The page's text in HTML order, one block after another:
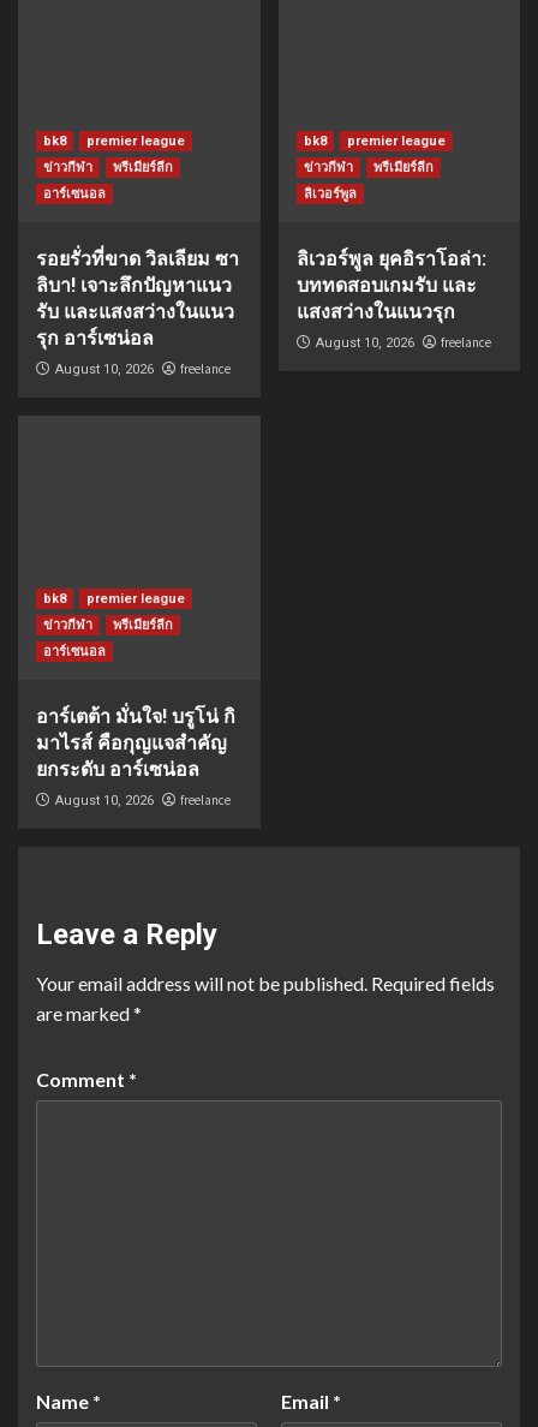
bk8
premier league
ข่าวกีฬา
พรีเมียร์ลีก
อาร์เซนอล
รอยรั่วที่ขาด วิลเลียม ซา
ลิบา! เจาะลึกปัญหาแนว
รับ และแสงสว่างในแนว
รุก อาร์เซน่อล
August 10, 2026 freelance
bk8
premier league
ข่าวกีฬา
พรีเมียร์ลีก
ลิเวอร์พูล
ลิเวอร์พูล ยุคอิราโอล่า:
บททดสอบเกมรับ และ
แสงสว่างในแนวรุก
August 10, 2026 freelance
bk8
premier league
ข่าวกีฬา
พรีเมียร์ลีก
อาร์เซนอล
อาร์เตต้า มั่นใจ! บรูโน่ กิ
มาไรส์ คือกุญแจสำคัญ
ยกระดับ อาร์เซน่อล
August 10, 2026 freelance
Leave a Reply
Your email address will not be published. Required fields
are marked*
Comment *
Name * Email *